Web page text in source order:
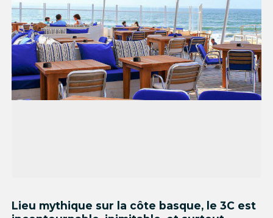
Lieu mythique sur la côte basque, le 3C est